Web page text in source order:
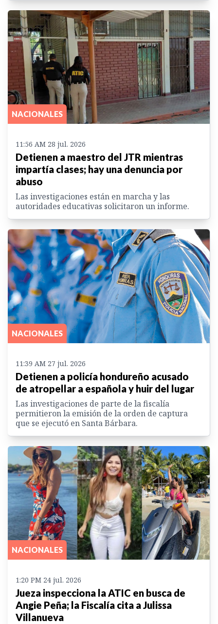
NACIONALES
11:56 AM 28 jul. 2026
Detienen a maestro del JTR mientras
impartía clases; hay una denuncia por
abuso
Las investigaciones están en marcha y las
autoridades educativas solicitaron un informe.
NACIONALES
11:39 AM 27 jul. 2026
Detienen a policía hondureño acusado
de atropellar a española y huir del lugar
Las investigaciones de parte de la fiscalía
permitieron la emisión de la orden de captura
que se ejecutó en Santa Bárbara.
NACIONALES
1:20 PM 24 jul. 2026
Jueza inspecciona la ATIC en busca de
Angie Peña; la Fiscalía cita a Julissa
Villanueva